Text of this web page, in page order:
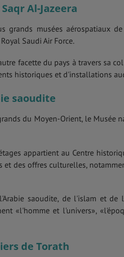
Al-Jazeera
grands musées aérospatiaux
Saudi Air Force.
facette du pays à travers sa
historiques et d'installations
saoudite
du Moyen-Orient, le Musée
appartient au Centre
et des offres culturelles,
saoudite, de l'islam et
«l'homme et l'univers»,
de Torath